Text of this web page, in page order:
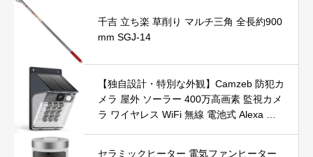
千吉 立ち楽 草削り マルチ三角 全長約900
mm SGJ-14
【独自設計・特別な外観】Camzeb 防犯カ
メラ 屋外 ソーラー 400万高画素 監視カメ
ラ ワイヤレス WiFi 無線 電池式 Alexa 赤
セラミックヒーター 電気ファンヒーター